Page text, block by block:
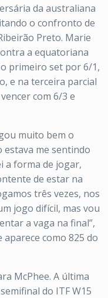
da australiana
o confronto de
Preto. Marie
a equatoriana
primeiro set por 6/1,
e na terceira parcial
com 6/3 e
muito bem o
me sentindo
a forma de jogar,
de estar na
três vezes, nos
jogo difícil, mas vou
a vaga na final”,
como 825 do
McPhee. A última
do ITF W15